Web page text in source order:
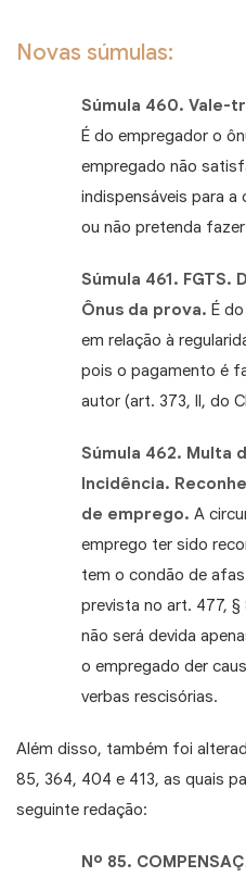
Novas súmulas:
Súmula 460. Vale-
É do empregador o
empregado não
indispensáveis para
ou não pretenda
Súmula 461.
Ônus da prova. É
em relação à
pois o pagamento é
autor (art. 373, II, do
Súmula 462. Multa
Incidência.
de emprego. A
emprego ter sido
tem o condão de
prevista no art. 477, §
não será devida
o empregado der
verbas rescisórias.
Além disso, também foi
85, 364, 404 e 413, as quais
seguinte redação:
Nº 85.